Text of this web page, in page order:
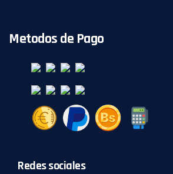
Metodos de Pago
Redes sociales